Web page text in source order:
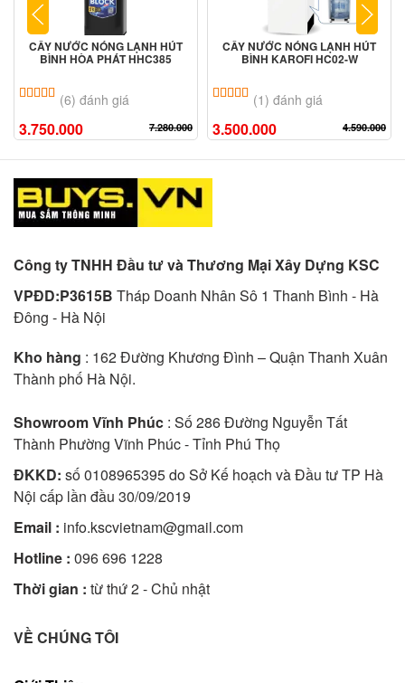
CÂY NƯỚC NÓNG LẠNH HÚT
BÌNH HÒA PHÁT HHC385
5.00 trên 5 dựa trên
(6) đánh giá
3.750.000 7.280.000
CÂY NƯỚC NÓNG LẠNH HÚT
BÌNH KAROFI HC02-W
5.00 trên 5 dựa trên
(1) đánh giá
3.500.000 4.590.000
Công ty TNHH Đầu tư và Thương Mại Xây Dựng KSC
VPĐD:P3615B Tháp Doanh Nhân Sô 1 Thanh Bình - Hà
Đông - Hà Nội
Kho hàng : 162 Đường Khương Đình – Quận Thanh Xuân
Thành phố Hà Nội.
Showroom Vĩnh Phúc : Số 286 Đường Nguyễn Tất
Thành Phường Vĩnh Phúc - Tỉnh Phú Thọ
ĐKKD: số 0108965395 do Sở Kế hoạch và Đầu tư TP Hà
Nội cấp lần đầu 30/09/2019
Email : info.kscvietnam@gmail.com
Hotline : 096 696 1228
Thời gian : từ thứ 2 - Chủ nhật
VỀ CHÚNG TÔI